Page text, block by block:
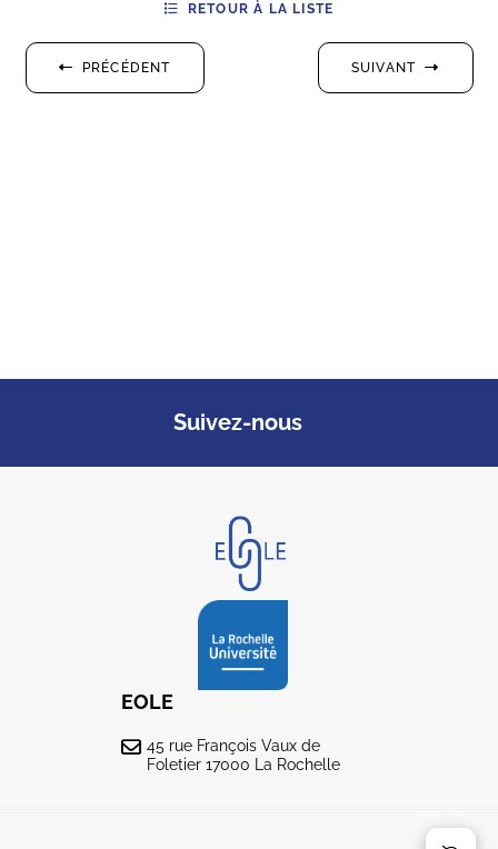
PRÉCÉDENT
RETOUR À LA LISTE
SUIVANT
Suivez-nous
EOLE
45 rue François Vaux de
Foletier 17000 La Rochelle